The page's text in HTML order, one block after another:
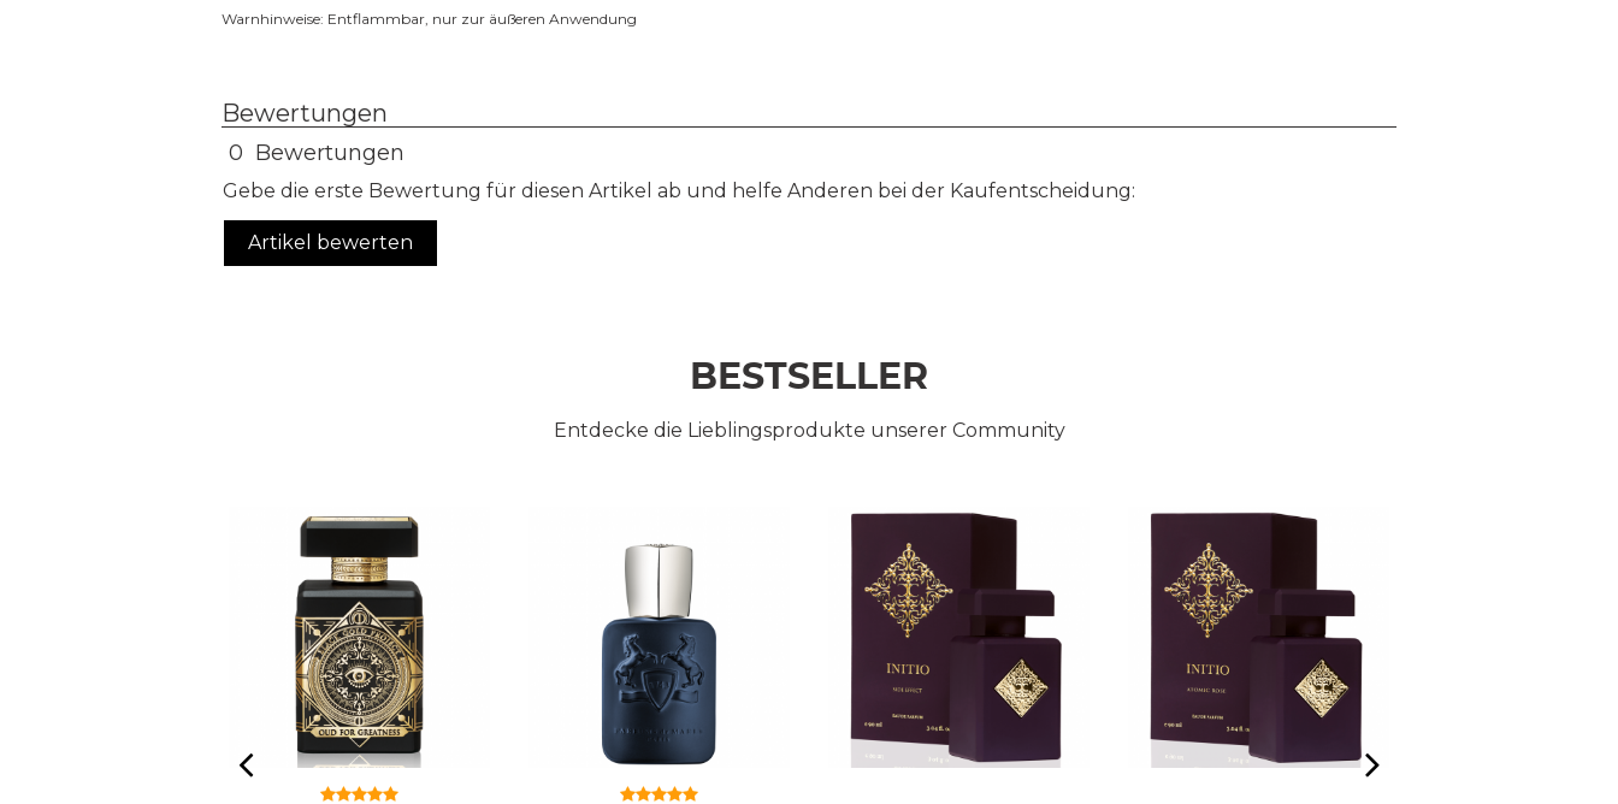
Warnhinweise: Entflammbar, nur zur äußeren Anwendung
Bewertungen
0 Bewertungen
Gebe die erste Bewertung für diesen Artikel ab und helfe Anderen bei der Kaufentscheidung:
Artikel bewerten
BESTSELLER
Entdecke die Lieblingsprodukte unserer Community